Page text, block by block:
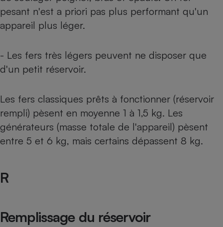
pesant n'est a priori pas plus performant qu'un
appareil plus léger.
- Les fers très légers peuvent ne disposer que
d'un petit réservoir.
Les fers classiques prêts à fonctionner (réservoir
rempli) pèsent en moyenne 1 à 1,5 kg. Les
générateurs (masse totale de l'appareil) pèsent
entre 5 et 6 kg, mais certains dépassent 8 kg.
R
Remplissage du réservoir